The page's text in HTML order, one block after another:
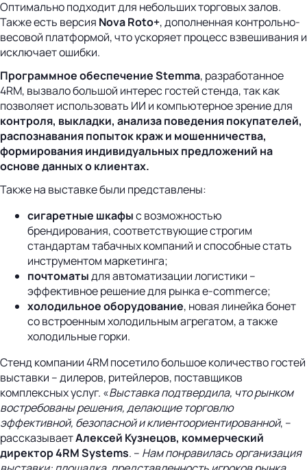
Оптимально подходит для небольших торговых залов.
Также есть версия Nova Roto+,дополненная контрольно-
весовой платформой, что ускоряет процесс взвешивания и
исключает ошибки.
Программное обеспечениеStemma, разработанное
4RM, вызвало большой интерес гостей стенда, так как
позволяет использовать ИИ и компьютерное зрение для
контроля, выкладки, анализа поведения покупателей,
распознавания попыток краж и мошенничества,
формирования индивидуальных предложений на
основе данных о клиентах.
Также на выставке были представлены:
сигаретные шкафыс возможностью
брендирования, соответствующие строгим
стандартам табачных компаний и способные стать
инструментом маркетинга;
почтоматыдля автоматизации логистики –
эффективное решение для рынка e-commerce;
холодильное оборудование, новая линейка бонет
со встроенным холодильным агрегатом, а также
холодильные горки.
Стенд компании 4RM посетило большое количество гостей
выставки – дилеров, ритейлеров, поставщиков
комплексных услуг. «Выставка подтвердила, что рынком
востребованы решения, делающие торговлю
эффективной, безопасной и клиентоориентированной, –
рассказываетАлексей Кузнецов, коммерческий
директор 4RM Systems. – Нам понравилась организация